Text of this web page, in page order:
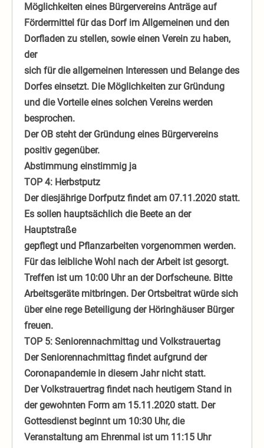
Möglichkeiten eines Bürgervereins Anträge auf
Fördermittel für das Dorf im Allgemeinen und den
Dorfladen zu stellen, sowie einen Verein zu haben,
der
sich für die allgemeinen Interessen und Belange des
Dorfes einsetzt. Die Möglichkeiten zur Gründung
und die Vorteile eines solchen Vereins werden
besprochen.
Der OB steht der Gründung eines Bürgervereins
positiv gegenüber.
Abstimmung einstimmig ja
TOP 4: Herbstputz
Der diesjährige Dorfputz findet am 07.11.2020 statt.
Es sollen hauptsächlich die Beete an der
Hauptstraße
gepflegt und Pflanzarbeiten vorgenommen werden.
Für das leibliche Wohl nach der Arbeit ist gesorgt.
Treffen ist um 10:00 Uhr an der Dorfscheune. Bitte
Arbeitsgeräte mitbringen. Der Ortsbeitrat würde sich
über eine rege Beteiligung der Höringhäuser Bürger
freuen.
TOP 5: Seniorennachmittag und Volkstrauertag
Der Seniorennachmittag findet aufgrund der
Coronapandemie in diesem Jahr nicht statt.
Der Volkstrauertrag findet nach heutigem Stand in
der gewohnten Form am 15.11.2020 statt. Der
Gottesdienst beginnt um 10:30 Uhr, die
Veranstaltung am Ehrenmal ist um 11:15 Uhr